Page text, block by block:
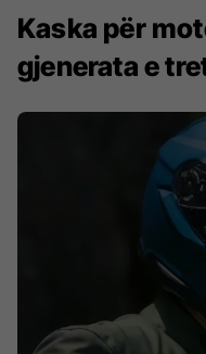
Kaska për
gjenerata e